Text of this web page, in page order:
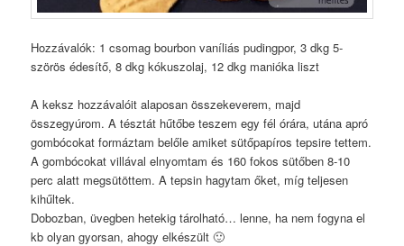
Hozzávalók: 1 csomag bourbon vaníliás pudingpor, 3 dkg 5-
szörös édesítő, 8 dkg kókuszolaj, 12 dkg manióka liszt
A keksz hozzávalóit alaposan összekeverem, majd
összegyúrom. A tésztát hűtőbe teszem egy fél órára, utána apró
gombócokat formáztam belőle amiket sütőpapíros tepsire tettem.
A gombócokat villával elnyomtam és 160 fokos sütőben 8-10
perc alatt megsütöttem. A tepsin hagytam őket, míg teljesen
kihűltek.
Dobozban, üvegben hetekig tárolható… lenne, ha nem fogyna el
kb olyan gyorsan, ahogy elkészült 🙂